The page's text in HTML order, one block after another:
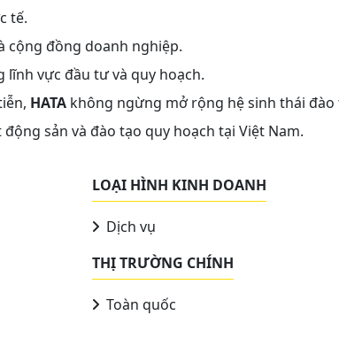
tế.
cộng đồng doanh nghiệp.
vực đầu tư và quy hoạch.
HATA không ngừng mở rộng hệ sinh thái đào
sản và đào tạo quy hoạch tại Việt Nam.
LOẠI HÌNH KINH DOANH
Dịch vụ
THỊ TRƯỜNG CHÍNH
Toàn quốc